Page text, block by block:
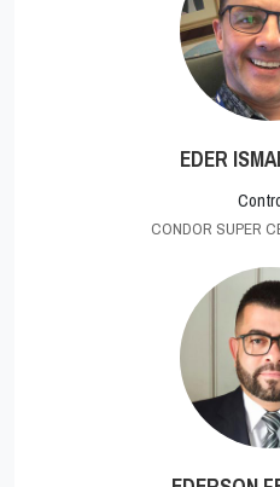
EDER
CONDOR SUPER